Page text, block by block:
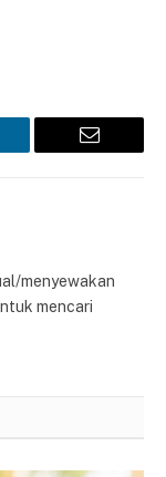
Email
menyewakan
mencari